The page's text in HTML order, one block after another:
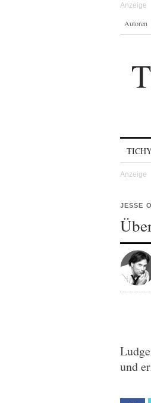
Autoren
JESSE
und